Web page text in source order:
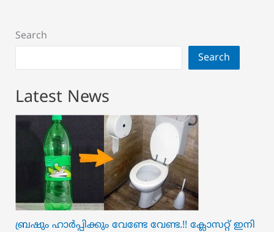
Search
Search
Latest News
ബ്രഷും ഹാർപ്പിക്കും വേണ്ടേ വേണ്ട.!! ക്ലോസറ്റ് ഇനി